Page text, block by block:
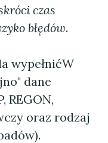
czas
błędów.
wypełnićW
dane
REGON,
oraz rodzaj